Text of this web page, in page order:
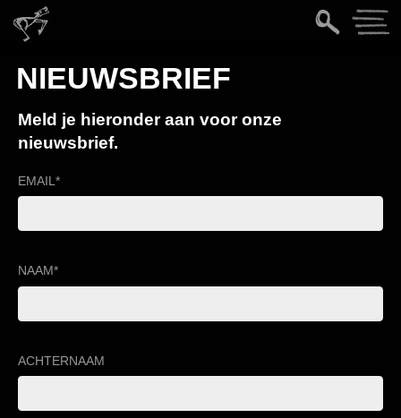
NIEUWSBRIEF
Meld je hieronder aan voor onze
nieuwsbrief.
EMAIL *
NAAM*
ACHTERNAAM